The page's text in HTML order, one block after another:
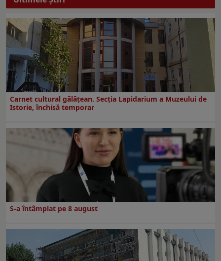
Carnet cultural gălăţean. Secţia Lapidarium a Muzeului de
Istorie, închisă temporar
S-a întâmplat pe 8 august